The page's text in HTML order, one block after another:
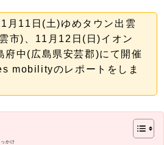
月11日(土)ゆめタウン出雲
市)、11月12日(日)イオン
府中(広島県安芸郡)にて開催
mobilityのレポートをしま
っかけ